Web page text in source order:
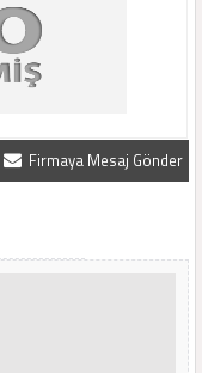
Firmaya Mesaj Gönder